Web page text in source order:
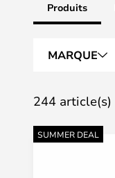
Produits
MARQUE
244 article(s)
SUMMER DEAL